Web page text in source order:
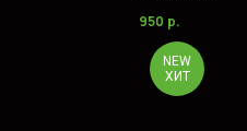
950 р.
NEW
ХИТ